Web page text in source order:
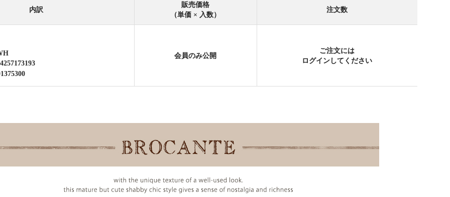
内訳
販売価格
（単価 × 入数）
注文数
会員のみ公開
ご注文には
ログインしてください